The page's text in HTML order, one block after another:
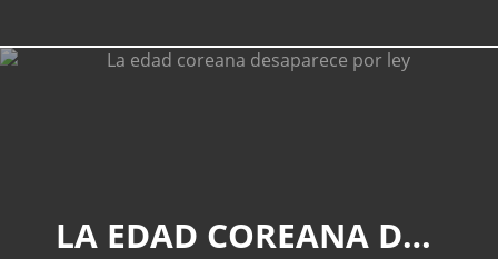
LA EDAD COREANA DESAPARECE POR LEY